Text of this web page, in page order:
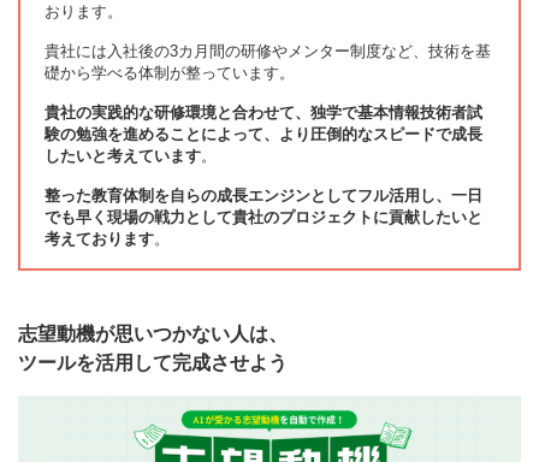
おります。
貴社には入社後の3カ月間の研修やメンター制度など、技術を基
礎から学べる体制が整っています。
貴社の実践的な研修環境と合わせて、独学で基本情報技術者試
験の勉強を進めることによって、より圧倒的なスピードで成長
したいと考えています。
整った教育体制を自らの成長エンジンとしてフル活用し、一日
でも早く現場の戦力として貴社のプロジェクトに貢献したいと
考えております。
志望動機が思いつかない人は、
ツールを活用して完成させよう